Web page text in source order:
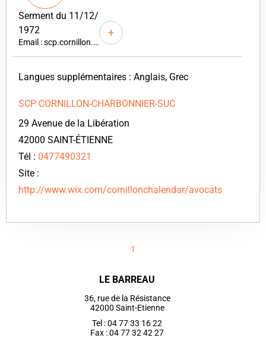
Serment du 11/12/
1972
Email : scp.cornillon.chalendar@wanadoo.fr
+
Langues supplémentaires : Anglais, Grec
SCP CORNILLON-CHARBONNIER-SUC
29 Avenue de la Libération
42000 SAINT-ÉTIENNE
Tél : 0477490321
Site :
http://www.wix.com/cornillonchalendar/avocats
1
LE BARREAU
36, rue de la Résistance
42000 Saint-Etienne
Tel : 04 77 33 16 22
Fax : 04 77 32 42 27